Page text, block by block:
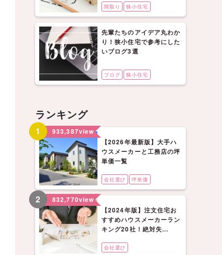
間取り 狭小住宅
先輩たちのアイデア丸わか
り！狭小住宅で参考にした
いブログ3選
ブログ 狭小住宅
ランキング
1 933,387view
【2026年最新版】大手ハ
ウスメーカーと工務店の坪
単価一覧
会社選び 坪単価
2 832,770view
【2024年版】注文住宅お
すすめハウスメーカーラン
キング20社！絶対失...
会社選び